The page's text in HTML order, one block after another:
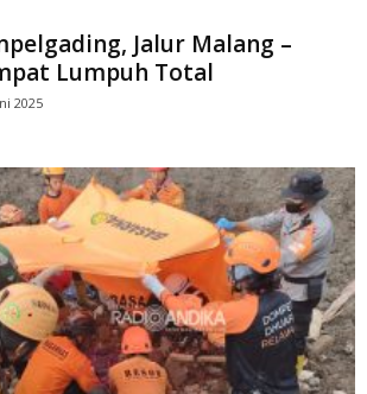
Jalur Malang –
Lumpuh Total
2025